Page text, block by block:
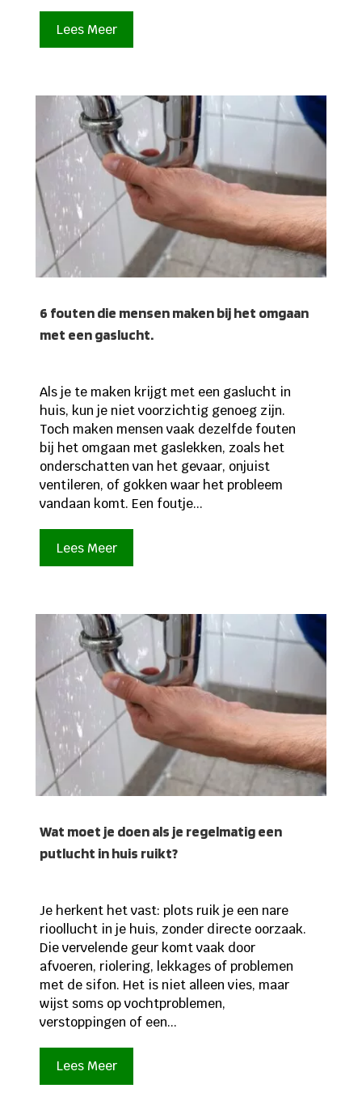
Lees Meer
6 fouten die mensen maken bij het omgaan
met een gaslucht.
Als je te maken krijgt met een gaslucht in
huis, kun je niet voorzichtig genoeg zijn.
Toch maken mensen vaak dezelfde fouten
bij het omgaan met gaslekken, zoals het
onderschatten van het gevaar, onjuist
ventileren, of gokken waar het probleem
vandaan komt. Een foutje...
Lees Meer
Wat moet je doen als je regelmatig een
putlucht in huis ruikt?
Je herkent het vast: plots ruik je een nare
rioollucht in je huis, zonder directe oorzaak.
Die vervelende geur komt vaak door
afvoeren, riolering, lekkages of problemen
met de sifon. Het is niet alleen vies, maar
wijst soms op vochtproblemen,
verstoppingen of een...
Lees Meer